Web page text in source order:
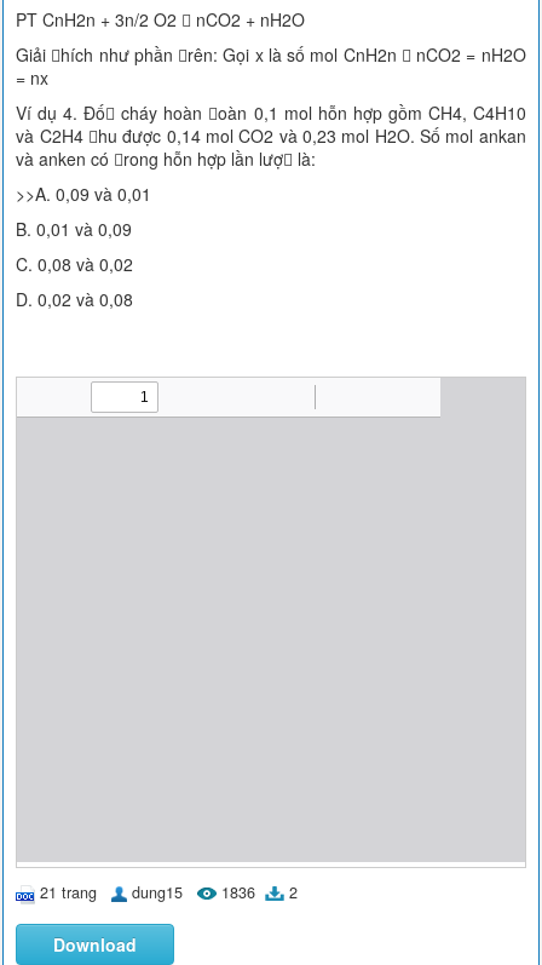
PT CnH2n + 3n/2 O2  nCO2 + nH2O
Giải hích như phần rên: Gọi x là số mol CnH2n  nCO2 = nH2O
= nx
Ví dụ 4. Đố cháy hoàn oàn 0,1 mol hỗn hợp gồm CH4, C4H10
và C2H4 hu được 0,14 mol CO2 và 0,23 mol H2O. Số mol ankan
và anken có rong hỗn hợp lần lượ là:
>>A. 0,09 và 0,01
B. 0,01 và 0,09
C. 0,08 và 0,02
D. 0,02 và 0,08
21 trang dung15 1836 2
Download